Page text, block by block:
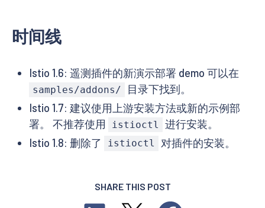
时间线
Istio 1.6: 遥测插件的新演示部署 demo 可以在
samples/addons/
目录下找到。
Istio 1.7: 建议使用上游安装方法或新的示例部
署。 不推荐使用
istioctl
进行安装。
Istio 1.8: 删除了
istioctl 对插件的安装。
SHARE THIS POST